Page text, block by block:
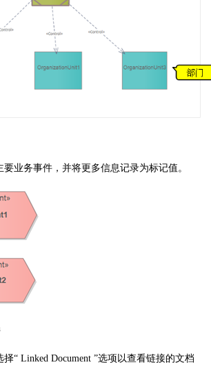
业务事件，并将更多信息记录为标记值。
“ Linked Document ”选项以查看链接的文档